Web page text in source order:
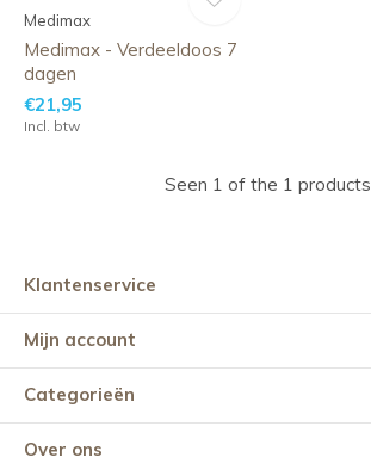
Medimax
Medimax - Verdeeldoos 7
dagen
€21,95
Incl. btw
Seen 1 of the 1 products
Klantenservice
Mijn account
Categorieën
Over ons